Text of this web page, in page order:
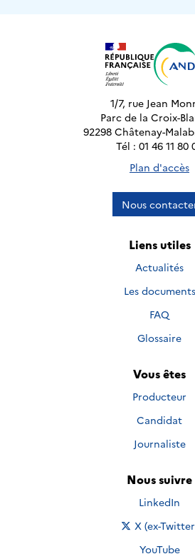
1/7, rue Jean
Parc de la Croix-
92298 Châtenay-
Tél : 01 46 11 80
Plan d'accès
Nous
Liens utiles
Actualités
Les documents
FAQ
Glossaire
Vous êtes
Producteur
Candidat
Journaliste
Nous suivre
Nous suivre
LinkedIn
Nous suivre
X (ex-
Nous suivre
YouTube